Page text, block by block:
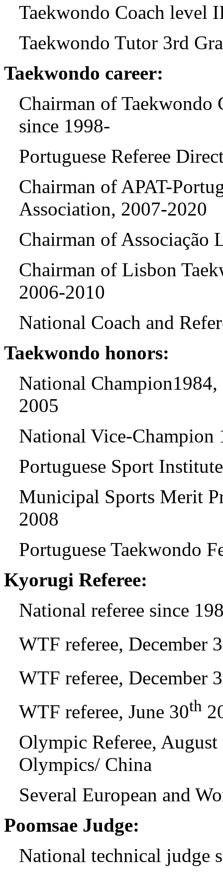
Taekwondo Coach level
Taekwondo Tutor 3rd
Taekwondo career:
Chairman of Taekwondo
since 1998-
Portuguese Referee
Chairman of APAT-
Association, 2007-2020
Chairman of Associação
Chairman of Lisbon
2006-2010
National Coach and
Taekwondo honors:
National
2005
National Vice-Champion
Portuguese Sport
Municipal Sports Merit
2008
Portuguese Taekwondo
Kyorugi Referee:
National referee since
WTF referee, December
WTF referee, December
WTF referee, June 30th
Olympic Referee,
Olympics/ China
Several European and
Poomsae Judge:
National technical judge